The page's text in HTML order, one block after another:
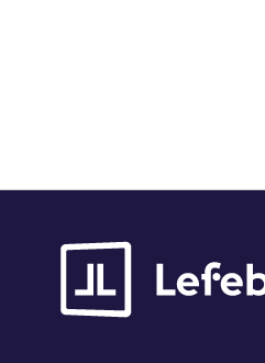
Leverbaar